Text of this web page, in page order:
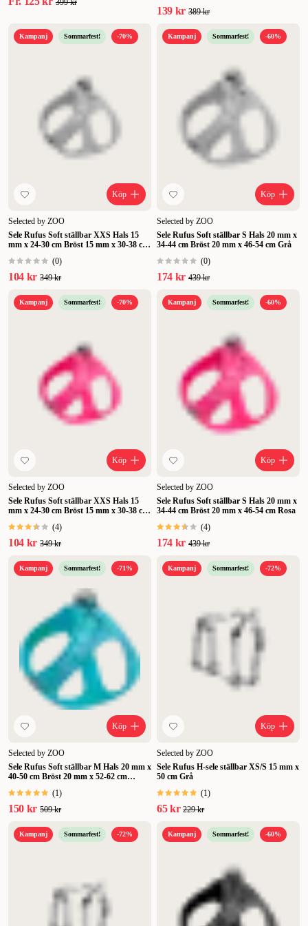
399 kr
139 kr 389 kr
Kampanj Sommarfest! -70%
Köp
Selected by ZOO
Sele Rufus Soft ställbar XXS Hals 15
mm x 24-30 cm Bröst 15 mm x 30-38 cm
(0)
104 kr 349 kr
Kampanj Sommarfest! -60%
Köp
Selected by ZOO
Sele Rufus Soft ställbar S Hals 20 mm x
34-44 cm Bröst 20 mm x 46-54 cm Grå
(0)
174 kr 439 kr
Kampanj Sommarfest! -70%
Köp
Selected by ZOO
Sele Rufus Soft ställbar XXS Hals 15
mm x 24-30 cm Bröst 15 mm x 30-38 cm
(4)
104 kr 349 kr
Kampanj Sommarfest! -60%
Köp
Selected by ZOO
Sele Rufus Soft ställbar S Hals 20 mm x
34-44 cm Bröst 20 mm x 46-54 cm Rosa
(4)
174 kr 439 kr
Kampanj Sommarfest! -71%
Köp
Selected by ZOO
Sele Rufus Soft ställbar M Hals 20 mm x
40-50 cm Bröst 20 mm x 52-62 cm
(1)
150 kr 509 kr
Kampanj Sommarfest! -72%
Köp
Selected by ZOO
Sele Rufus H-sele ställbar XS/S 15 mm x
50 cm Grå
(1)
65 kr 229 kr
Kampanj Sommarfest! -72% Kampanj Sommarfest! -60%